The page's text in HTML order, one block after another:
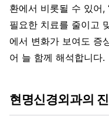
환에서 비롯될 수 있어,
필요한 치료를 줄이고
에서 변화가 보여도 증
어 늘 함께 해석합니다.
현명신경외과의